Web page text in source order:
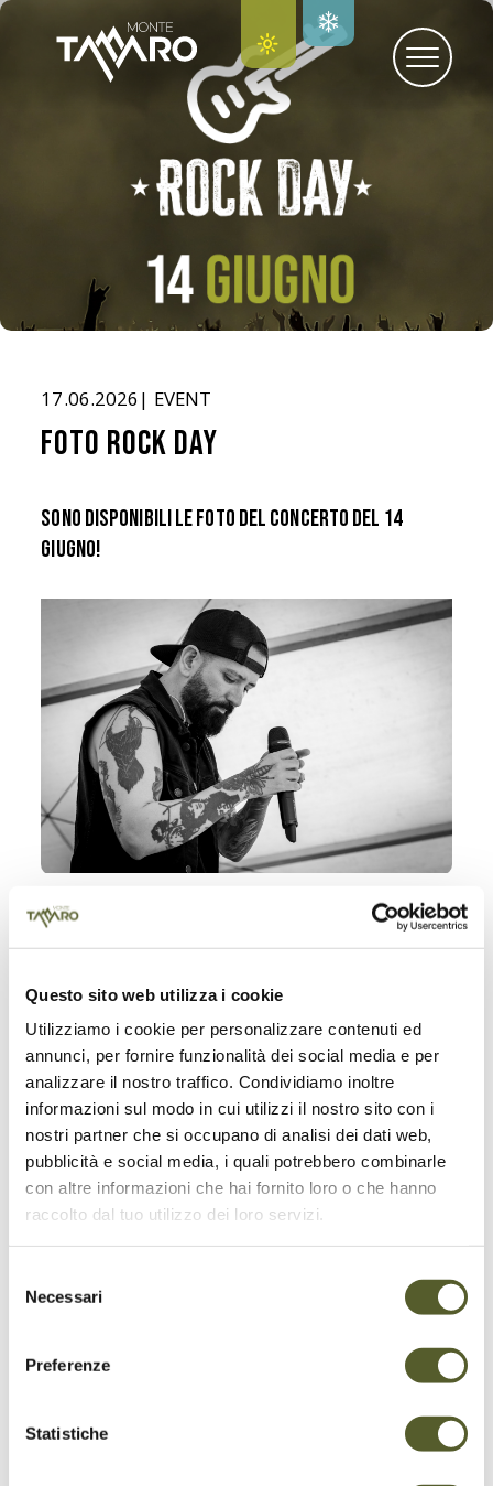
Questo sito web utilizza i cookie
Utilizziamo i cookie per personalizzare contenuti ed
annunci, per fornire funzionalità dei social media e per
analizzare il nostro traffico. Condividiamo inoltre
informazioni sul modo in cui utilizzi il nostro sito con i
nostri partner che si occupano di analisi dei dati web,
pubblicità e social media, i quali potrebbero combinarle
con altre informazioni che hai fornito loro o che hanno
raccolto dal tuo utilizzo dei loro servizi.
delNecessari
Preferenze
Statistiche
17.06.2026| EVENT
Foto Rock Day
Sono disponibili le foto del concerto del 14
giugno!
Rivivi le emozioni, l'energia e i momenti più
raccolto gli scatti più significativi della
giornata: concerti, performance, backstage,
pubblico e tante altre immagini che raccontano
l'atmosfera unica dell'evento.
Sfoglia la galleria fotografica e condividi i tuoi
ricordi di questa fantastica giornata di musica
e divertimento. Grazie a tutti coloro che hanno
partecipato e reso speciale il Rock Day 2025!
Scarica qui le foto